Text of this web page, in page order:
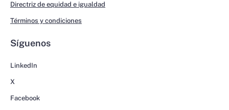
Directriz de equidad e igualdad
Términos y condiciones
Síguenos
LinkedIn
X
Facebook